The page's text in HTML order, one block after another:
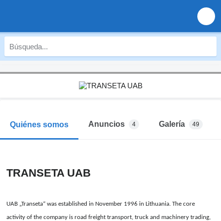
Quiénes somos Anuncios 4 Galería 49
TRANSETA UAB
UAB „Transeta“ was established in November 1996 in Lithuania. The core
activity of the company is road freight transport, truck and machinery trading,